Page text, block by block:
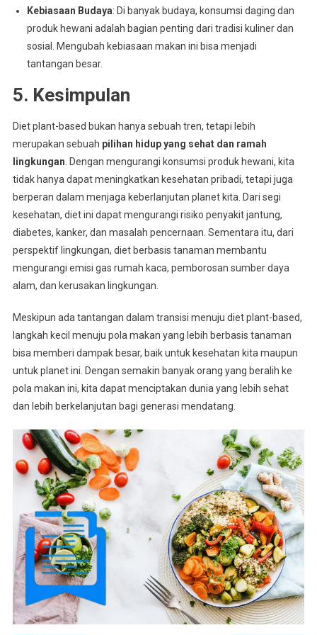
Kebiasaan Budaya: Di banyak budaya, konsumsi daging dan
produk hewani adalah bagian penting dari tradisi kuliner dan
sosial. Mengubah kebiasaan makan ini bisa menjadi
tantangan besar.
5. Kesimpulan
Diet plant-based bukan hanya sebuah tren, tetapi lebih
merupakan sebuah pilihan hidup yang sehat dan ramah
lingkungan. Dengan mengurangi konsumsi produk hewani, kita
tidak hanya dapat meningkatkan kesehatan pribadi, tetapi juga
berperan dalam menjaga keberlanjutan planet kita. Dari segi
kesehatan, diet ini dapat mengurangi risiko penyakit jantung,
diabetes, kanker, dan masalah pencernaan. Sementara itu, dari
perspektif lingkungan, diet berbasis tanaman membantu
mengurangi emisi gas rumah kaca, pemborosan sumber daya
alam, dan kerusakan lingkungan.
Meskipun ada tantangan dalam transisi menuju diet plant-based,
langkah kecil menuju pola makan yang lebih berbasis tanaman
bisa memberi dampak besar, baik untuk kesehatan kita maupun
untuk planet ini. Dengan semakin banyak orang yang beralih ke
pola makan ini, kita dapat menciptakan dunia yang lebih sehat
dan lebih berkelanjutan bagi generasi mendatang.